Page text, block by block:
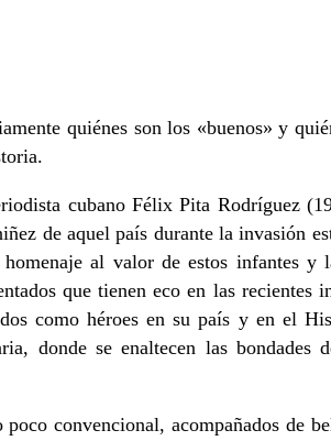
quiénes son los «buenos» y
cubano Félix Pita Rodríguez
de aquel país durante la invasión
al valor de estos infantes
que tienen eco en las
como héroes en su país y en el
donde se enaltecen las
convencional, acompañados